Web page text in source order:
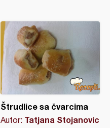
Štrudlice sa čvarcima
Autor: Tatjana Stojanovic